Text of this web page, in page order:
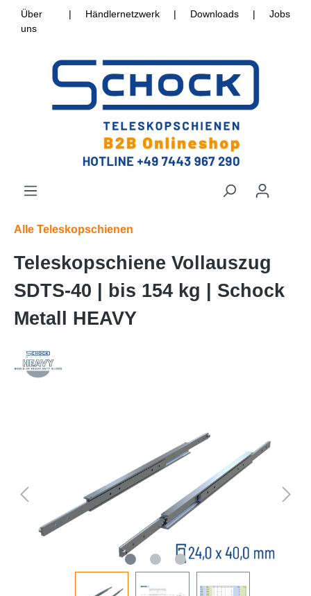
Über
uns
| Händlernetzwerk | Downloads | Jobs
Alle Teleskopschienen
Teleskopschiene Vollauszug
SDTS-40 | bis 154 kg | Schock
Metall HEAVY